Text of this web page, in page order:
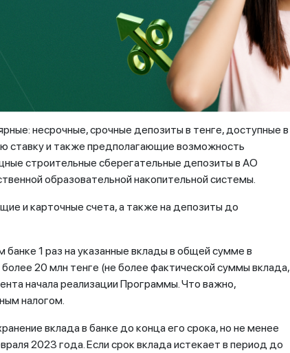
фундаментально привлекательны. Посмотреть
Fingramota.kz
в разделе «Мультимедиа».
депозит. Для обеспечения стабильности
депозитов Нацбанк совместно с Правительством
начисление компенсации (премии) по
несрочные, срочные депозиты в тенге, доступные в
ставку и также предполагающие возможность
строительные сберегательные депозиты в АО
образовательной накопительной системы.
и карточные счета, а также на депозиты до
1 раз на указанные вклады в общей сумме в
20 млн тенге (не более фактической суммы вклада,
начала реализации Программы. Что важно,
налогом.
вклада в банке до конца его срока, но не менее
2023 года. Если срок вклада истекает в период до